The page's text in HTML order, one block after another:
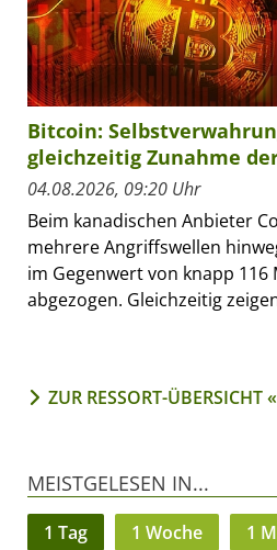
Bitcoin:
gleichzeitig Zunahme
04.08.2026, 09:20 Uhr
Beim kanadischen Anbieter
mehrere Angriffswellen
im Gegenwert von knapp 116
abgezogen. Gleichzeitig
ZUR RESSORT-ÜBERSICHT
MEISTGELESEN IN...
1 Tag 1 Woche 1